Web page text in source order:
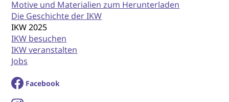
Motive und Materialien zum Herunterladen
Die Geschichte der IKW
IKW 2025
IKW besuchen
IKW veranstalten
Jobs
Facebook